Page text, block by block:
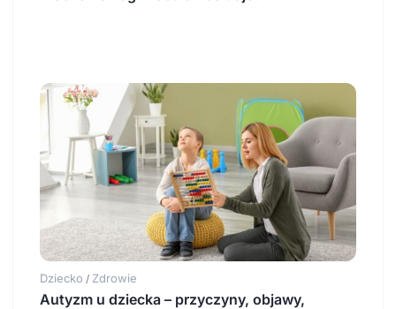
Dziecko / Zdrowie
Autyzm u dziecka – przyczyny, objawy,